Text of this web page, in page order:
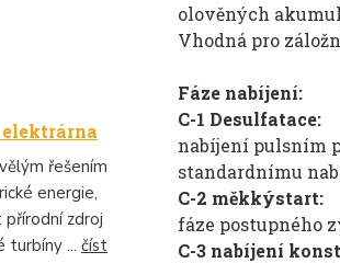
řešením
energie,
zdroj
turbíny ... číst
olověných
Vhodná pro
Fáze nabíjení:
C-1 Desulfatace:
nabíjení pulsním
standardnímu
C-2 měkkýstart:
fáze postupného
C-3 nabíjení